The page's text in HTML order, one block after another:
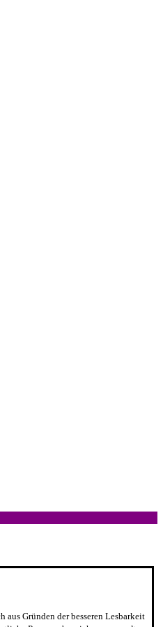
Gründen der besseren Lesbarkeit